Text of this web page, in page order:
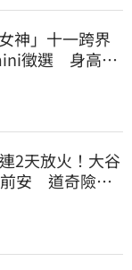
神」十一跨界
徵選 身高
2天放火！大谷
安 道奇險逃9